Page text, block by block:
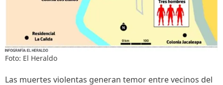
Foto: El Heraldo
Las muertes violentas generan temor entre vecinos del